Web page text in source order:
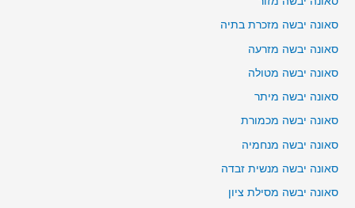
סאונה יבשה מזכרת בתיה
סאונה יבשה מזרעה
סאונה יבשה מטולה
סאונה יבשה מיתר
סאונה יבשה מכמורת
סאונה יבשה מנחמיה
סאונה יבשה מנשית זבדה
סאונה יבשה מסילת ציון